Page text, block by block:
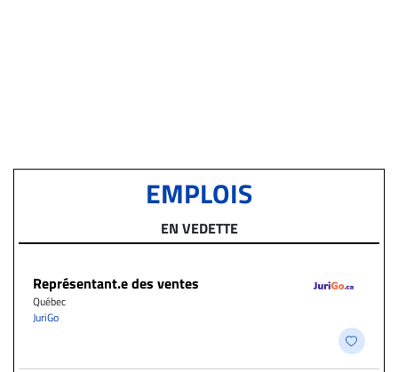
EMPLOIS
EN VEDETTE
Représentant.e des ventes
Québec
JuriGo